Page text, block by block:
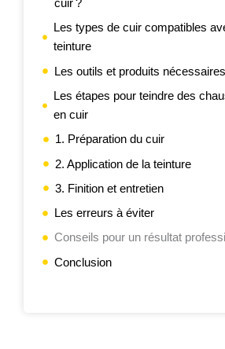
cuir ?
Les types de cuir compatibles
teinture
Les outils et produits nécessaires
Les étapes pour teindre des
en cuir
1. Préparation du cuir
2. Application de la teinture
3. Finition et entretien
Les erreurs à éviter
Conseils pour un résultat
Conclusion